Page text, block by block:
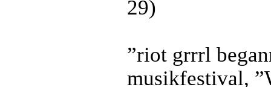
29)
”riot grrrl
musikfestival,